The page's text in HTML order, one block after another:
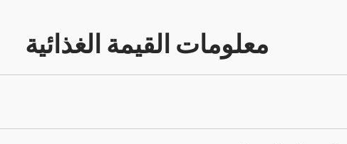
معلومات القيمة الغذائية